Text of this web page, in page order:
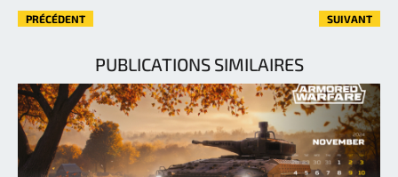
PRÉCÉDENT SUIVANT
PUBLICATIONS SIMILAIRES